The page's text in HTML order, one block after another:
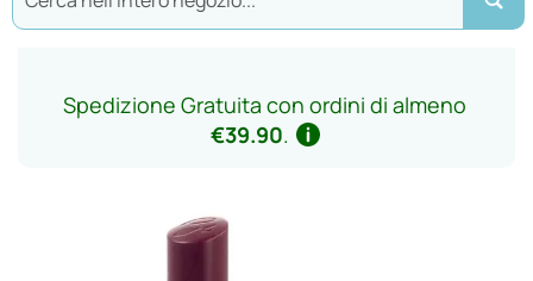
Spedizione Gratuita con ordini di almeno
€39.90.